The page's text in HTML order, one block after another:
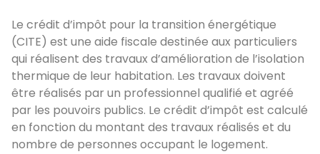
Le crédit d’impôt pour la transition énergétique
(CITE) est une aide fiscale destinée aux particuliers
qui réalisent des travaux d’amélioration de l’isolation
thermique de leur habitation. Les travaux doivent
être réalisés par un professionnel qualifié et agréé
par les pouvoirs publics. Le crédit d’impôt est calculé
en fonction du montant des travaux réalisés et du
nombre de personnes occupant le logement.